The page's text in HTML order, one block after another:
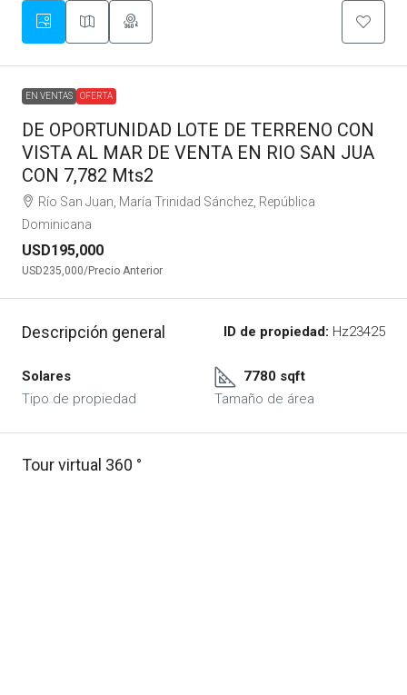
EN VENTAS OFERTA
DE OPORTUNIDAD LOTE DE TERRENO CON
VISTA AL MAR DE VENTA EN RIO SAN JUA
CON 7,782 Mts2
Río San Juan, María Trinidad Sánchez, República
Dominicana
USD195,000
USD235,000/Precio Anterior
Descripción general ID de propiedad: Hz23425
Solares
Tipo de propiedad
7780 sqft
Tamaño de área
Tour virtual 360 °